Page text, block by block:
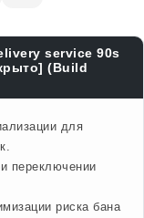
service 90s
(Build
для
переключении
риска бана